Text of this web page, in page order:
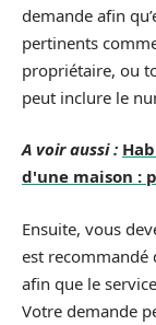
demande afin
pertinents
propriétaire, ou
peut inclure le
A voir aussi :
d'une maison :
Ensuite, vous
est recommandé
afin que le
Votre demande